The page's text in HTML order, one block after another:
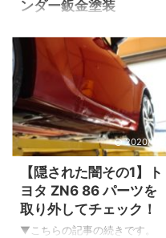
も損傷がありましたがここで
ドア取り外し この投稿を
Instagramで見る ...
ンダー鈑金塗装
ーの損傷 ▲リアバンパーは取
替・リアフェンダーは鈑金で
作業いたします。 鈑金作業
この投稿をInstagramで見る
Ｙ’ｓボディー 代表小林
(@ysbody)がシェアした投稿
▲スタッド溶接機という機械
置へ復元させていきます。
この投稿をInstagramで見る
Ｙ’ｓボディー 代表小林
(@ysbody)がシェアした投稿
2020/4/5
【隠された闇その1】ト
ヨタ ZN6 86 パーツを
取り外してチェック！
▼こちらの記事の続きです。